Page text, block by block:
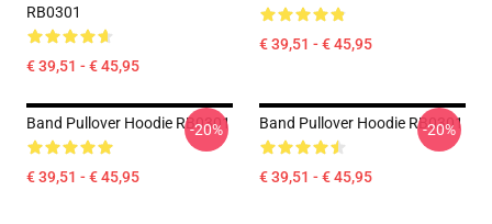
RB0301
€ 39,51 - € 45,95
€ 39,51 - € 45,95
Band Pullover Hoodie RB0301
€ 39,51 - € 45,95
-20% Band Pullover Hoodie RB0301
€ 39,51 - € 45,95
-20%